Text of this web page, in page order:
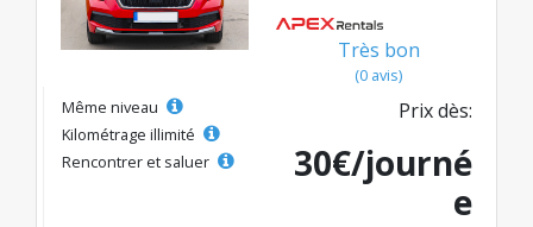
Très bon
(0 avis)
Même niveau
Kilométrage illimité
Rencontrer et saluer
Prix dès:
30€/journé
e